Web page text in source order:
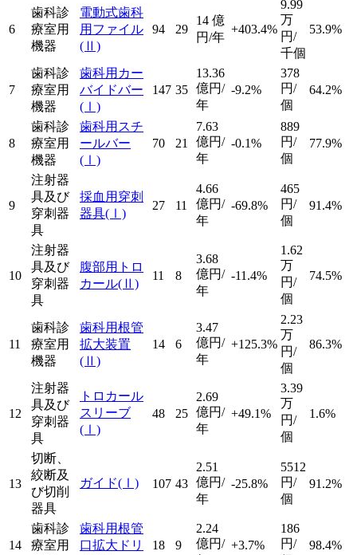
6
歯科診
療室用
機器
電動式歯科
用ファイル
(Ⅱ)
94 29
14 億
円/年
+403.4%
9.99
万
円/
千個
53.9%
7
歯科診
療室用
機器
歯科用カー
バイドバー
(Ⅰ)
147 35
13.36
億円/
年
-9.2%
378
円/
個
64.2%
8
歯科診
療室用
機器
歯科用スチ
ールバー
(Ⅰ)
70 21
7.63
億円/
年
-0.1%
889
円/
個
77.9%
9
注射器
具及び
穿刺器
具
採血用穿刺
器具(Ⅰ)
27 11
4.66
億円/
年
-69.8%
465
円/
個
91.4%
10
注射器
具及び
穿刺器
具
腹部用トロ
カール(Ⅱ)
11 8
3.68
億円/
年
-11.4%
1.62
万
円/
個
74.5%
11
歯科診
療室用
機器
歯科用根管
拡大装置
(Ⅱ)
14 6
3.47
億円/
年
+125.3%
2.23
万
円/
個
86.3%
12
注射器
具及び
穿刺器
具
トロカール
スリーブ
(Ⅰ)
48 25
2.69
億円/
年
+49.1%
3.39
万
円/
個
1.6%
13
切断、
絞断及
び切削
器具
ガイド(Ⅰ) 107 43
2.51
億円/
年
-25.8%
5512
円/
個
91.2%
14
歯科診
療室用
歯科用根管
口拡大ドリ
18 9
2.24
億円/ +3.7%
186
円/
98.4%